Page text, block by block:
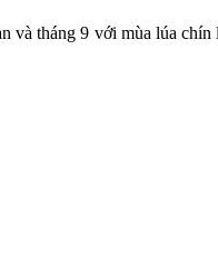
và tháng 9 với mùa lúa